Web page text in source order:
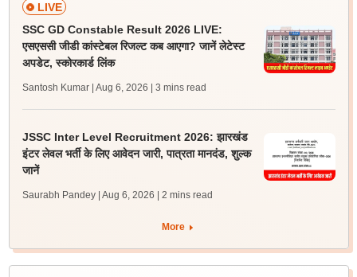
LIVE
SSC GD Constable Result 2026 LIVE:
एसएससी जीडी कांस्टेबल रिजल्ट कब आएगा? जानें लेटेस्ट
अपडेट, स्कोरकार्ड लिंक
Santosh Kumar | Aug 6, 2026 | 3 mins read
JSSC Inter Level Recruitment 2026: झारखंड
इंटर लेवल भर्ती के लिए आवेदन जारी, पात्रता मानदंड, शुल्क
जानें
Saurabh Pandey | Aug 6, 2026 | 2 mins read
More